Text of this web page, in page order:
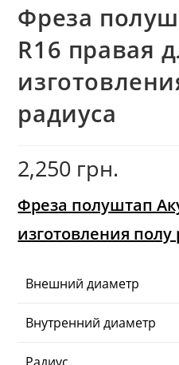
Фреза
R16 правая
радиуса
2,250 грн.
Фреза полуштап
изготовления полу
Внешний диаметр
Внутренний диаметр